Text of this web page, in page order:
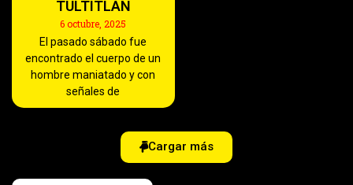
TULTITLÁN
6 octubre, 2025
El pasado sábado fue
encontrado el cuerpo de un
hombre maniatado y con
señales de
Cargar más